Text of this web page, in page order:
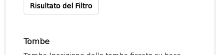
Risultato del Filtro
Tombe